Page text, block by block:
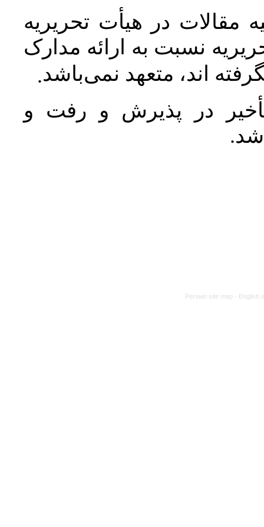
مقالات در هیأت تحریریه
نسبت به ارائه مدارک
اند، متعهد نمی‌باشد.
در پذیرش و رفت و
شد.
Persian site map - English